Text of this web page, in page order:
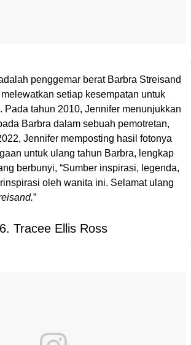
penggemar berat Barbra Streisand
setiap kesempatan untuk
Pada tahun 2010, Jennifer menunjukkan
Barbra dalam sebuah pemotretan,
Jennifer memposting hasil fotonya
untuk ulang tahun Barbra, lengkap
berbunyi, “Sumber inspirasi, legenda,
oleh wanita ini. Selamat ulang
”
6. Tracee Ellis Ross